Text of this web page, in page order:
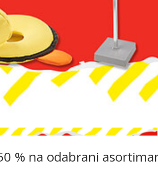
% na odabrani